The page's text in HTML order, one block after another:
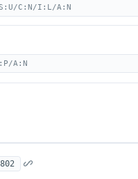
C:N/I:L/A:N
A:N